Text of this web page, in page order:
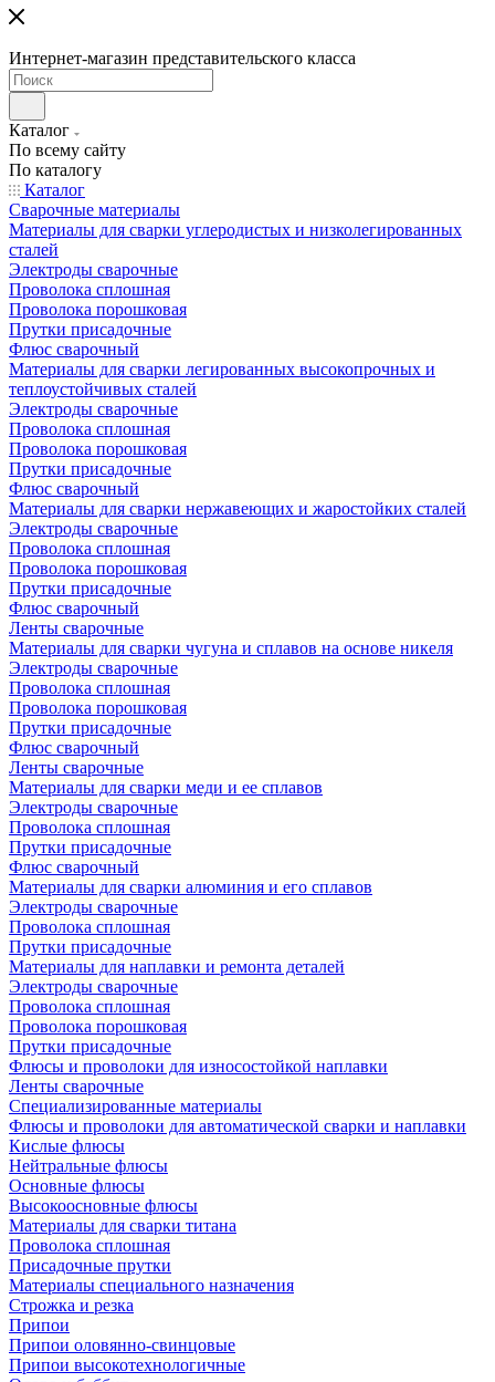
Интернет-магазин представительского класса
Каталог
По всему сайту
По каталогу
Каталог
Сварочные материалы
Материалы для сварки углеродистых и низколегированных
сталей
Электроды сварочные
Проволока сплошная
Проволока порошковая
Прутки присадочные
Флюс сварочный
Материалы для сварки легированных высокопрочных и
теплоустойчивых сталей
Электроды сварочные
Проволока сплошная
Проволока порошковая
Прутки присадочные
Флюс сварочный
Материалы для сварки нержавеющих и жаростойких сталей
Электроды сварочные
Проволока сплошная
Проволока порошковая
Прутки присадочные
Флюс сварочный
Ленты сварочные
Материалы для сварки чугуна и сплавов на основе никеля
Электроды сварочные
Проволока сплошная
Проволока порошковая
Прутки присадочные
Флюс сварочный
Ленты сварочные
Материалы для сварки меди и ее сплавов
Электроды сварочные
Проволока сплошная
Прутки присадочные
Флюс сварочный
Материалы для сварки алюминия и его сплавов
Электроды сварочные
Проволока сплошная
Прутки присадочные
Материалы для наплавки и ремонта деталей
Электроды сварочные
Проволока сплошная
Проволока порошковая
Прутки присадочные
Флюсы и проволоки для износостойкой наплавки
Ленты сварочные
Специализированные материалы
Флюсы и проволоки для автоматической сварки и наплавки
Кислые флюсы
Нейтральные флюсы
Основные флюсы
Высокоосновные флюсы
Материалы для сварки титана
Проволока сплошная
Присадочные прутки
Материалы специального назначения
Строжка и резка
Припои
Припои оловянно-свинцовые
Припои высокотехнологичные